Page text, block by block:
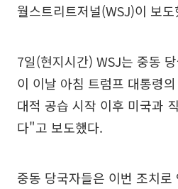
월스트리트저널(WSJ)이 보도
7일(현지시간) WSJ는 중동
이 이날 아침 트럼프 대통령
대적 공습 시작 이후 미국과
다"고 보도했다.
중동 당국자들은 이번 조치